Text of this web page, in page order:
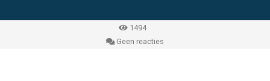
1494
Geen reacties